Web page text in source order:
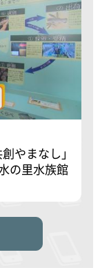
やまなし」
の里水族館